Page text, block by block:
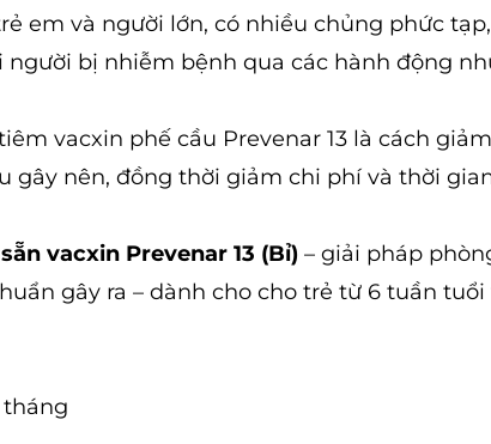
em và người lớn, có nhiều chủng phức
bị nhiễm bệnh qua các hành động
vacxin phế cầu Prevenar 13 là cách
nên, đồng thời giảm chi phí và thời
vacxin Prevenar 13 (Bỉ) – giải pháp
gây ra – dành cho cho trẻ từ 6 tuần tuổi
tháng